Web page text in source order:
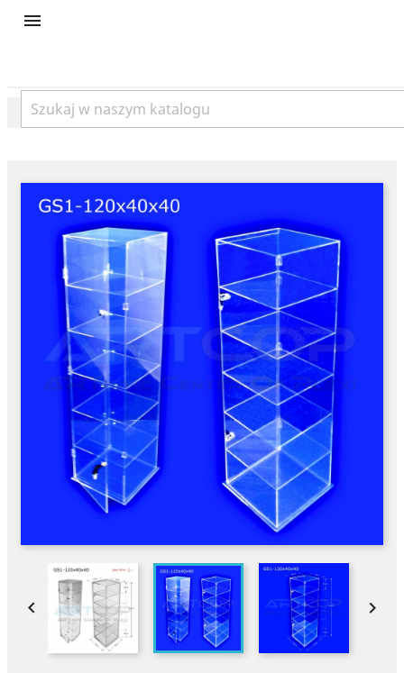
product

 